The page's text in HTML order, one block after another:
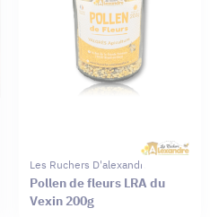
Les Ruchers D'alexandre
Pollen de fleurs LRA du
Vexin 200g